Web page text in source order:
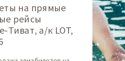
на прямые
рейсы
Тиват, а/к LOT,